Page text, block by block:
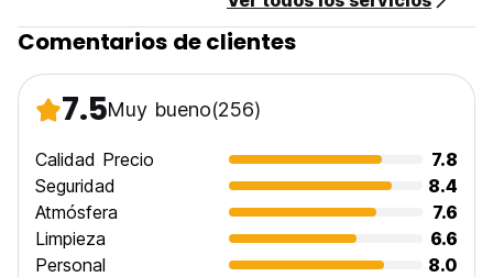
Comentarios de clientes
7.5Muy bueno(256)
Calidad Precio
7.8
Seguridad
8.4
Atmósfera
7.6
Limpieza
6.6
Personal
8.0